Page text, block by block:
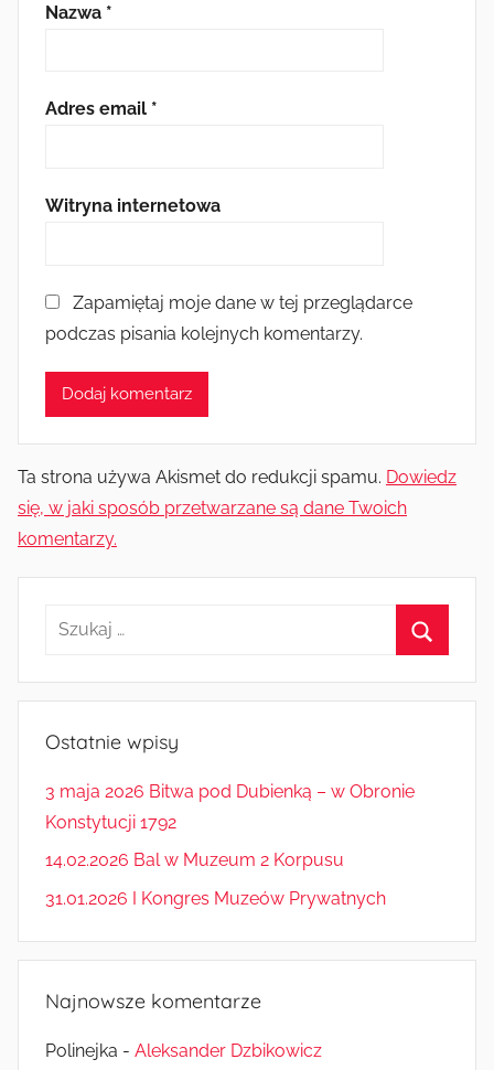
Nazwa *
Adres email *
Witryna internetowa
Zapamiętaj moje dane w tej przeglądarce
podczas pisania kolejnych komentarzy.
Ta strona używa Akismet do redukcji spamu. Dowiedz
się, w jaki sposób przetwarzane są dane Twoich
komentarzy.
Szukaj:
Ostatnie wpisy
3 maja 2026 Bitwa pod Dubienką – w Obronie
Konstytucji 1792
14.02.2026 Bal w Muzeum 2 Korpusu
31.01.2026 I Kongres Muzeów Prywatnych
Najnowsze komentarze
Polinejka - Aleksander Dzbikowicz